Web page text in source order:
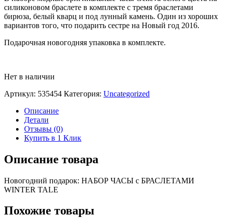
силиконовом браслете в комплекте с тремя браслетами
бирюза, белый кварц и под лунный камень. Один из хороших
вариантов того, что подарить сестре на Новый год 2016.
Подарочная новогодняя упаковка в комплекте.
Нет в наличии
Артикул: 535454 Категория: Uncategorized
Описание
Детали
Отзывы (0)
Купить в 1 Клик
Описание товара
Новогодний подарок: НАБОР ЧАСЫ с БРАСЛЕТАМИ
WINTER TALE
Похожие товары